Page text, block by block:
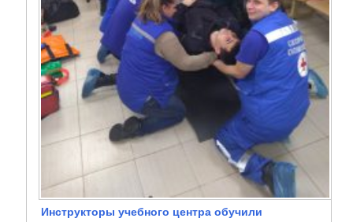
Инструкторы учебного центра обучили